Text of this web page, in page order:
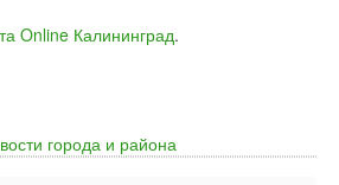
Online Калининград.
города и района